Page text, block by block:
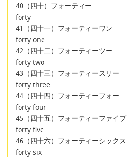
40（四十）フォーティー
forty
41（四十一）フォーティーワン
forty one
42（四十二）フォーティーツー
forty two
43（四十三）フォーティースリー
forty three
44（四十四）フォーティーフォー
forty four
45（四十五）フォーティーファイブ
forty five
46（四十六）フォーティーシックス
forty six